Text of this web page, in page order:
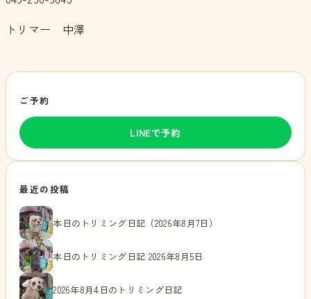
トリマー 中澤
ご予約
LINEで予約
最近の投稿
本日のトリミング日記（2026年8月7日）
本日のトリミング日記 2026年8月5日
2026年8月4日のトリミング日記